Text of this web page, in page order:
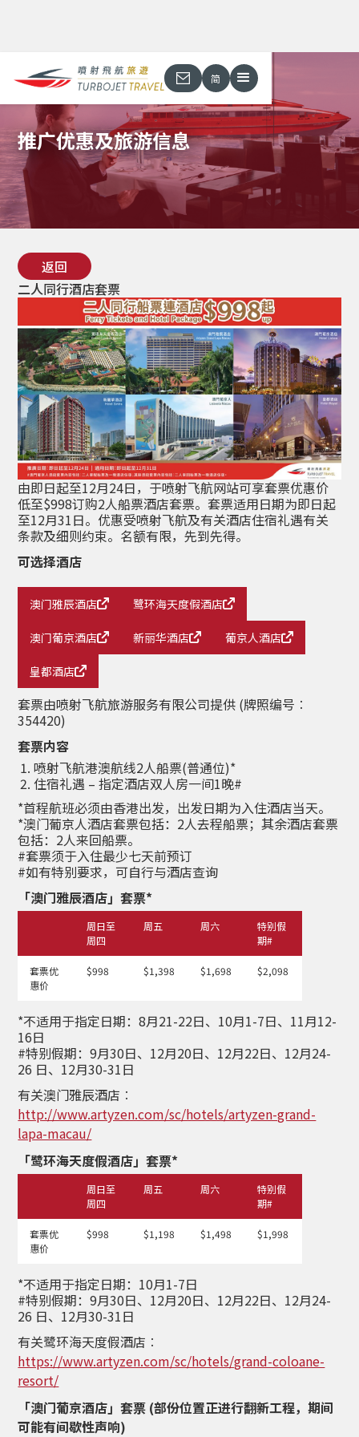
简
推广优惠及旅游信息
二人同行酒店套票
返回
由即日起至12月24日，于喷射飞航网站可享套票优惠价
低至$998订购2人船票酒店套票。套票适用日期为即日起
至12月31日。优惠受喷射飞航及有关酒店住宿礼遇有关
条款及细则约束。名额有限，先到先得。
可选择酒店
澳门雅辰酒店 鹭环海天度假酒店
澳门葡京酒店 新丽华酒店 葡京人酒店
皇都酒店
套票由喷射飞航旅游服务有限公司提供 (牌照编号︰
354420)
套票内容
喷射飞航港澳航线2人船票(普通位)*
住宿礼遇 – 指定酒店双人房一间1晚#
*首程航班必须由香港出发，出发日期为入住酒店当天。
*澳门葡京人酒店套票包括：2人去程船票；其余酒店套票
包括：2人来回船票。
#套票须于入住最少七天前预订
#如有特别要求，可自行与酒店查询
「澳门雅辰酒店」套票*
周日至
周四
周五 周六
特别假
期#
套票优
惠价
$998 $1,398 $1,698 $2,098
*不适用于指定日期：8月21-22日、10月1-7日、11月12-
16日
#特别假期：9月30日、12月20日、12月22日、12月24-
26 日、12月30-31日
有关澳门雅辰酒店︰
http://www.artyzen.com/sc/hotels/artyzen-grand-
lapa-macau/
「鹭环海天度假酒店」套票*
周日至
周四
周五 周六
特别假
期#
套票优
惠价
$998 $1,198 $1,498 $1,998
*不适用于指定日期：10月1-7日
#特别假期：9月30日、12月20日、12月22日、12月24-
26 日、12月30-31日
有关鹭环海天度假酒店︰
https://www.artyzen.com/sc/hotels/grand-coloane-
resort/
「澳门葡京酒店」套票 (部份位置正进行翻新工程，期间
可能有间歇性声响)